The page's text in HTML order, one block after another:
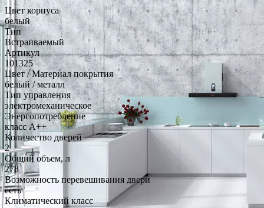
Цвет корпуса
белый
Тип
Встраиваемый
Артикул
101325
Цвет / Материал покрытия
белый / металл
Тип управления
электромеханическое
Энергопотребление
класс A++
Количество дверей
2
Общий объем, л
278
Возможность перевешивания двери
есть
Климатический класс